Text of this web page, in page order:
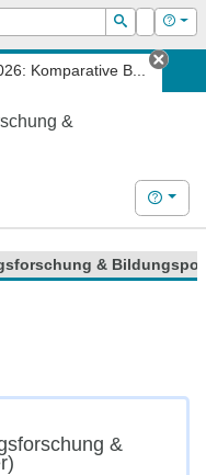
Suchen
Login Hilfe
Komparative B...
Tab
&
Hilfe
&
&